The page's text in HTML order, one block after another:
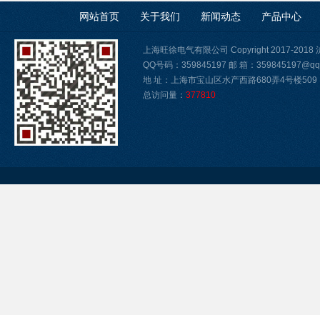
网站首页 关于我们 新闻动态 产品中心
上海旺徐电气有限公司 Copyright 2017-2018
QQ号码：359845197 邮 箱：
地 址：上海市宝山区水产西路680弄4号楼509
总访问量： 377810